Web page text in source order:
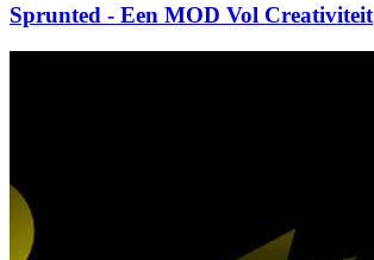
Sprunted - Een MOD Vol Creativiteit